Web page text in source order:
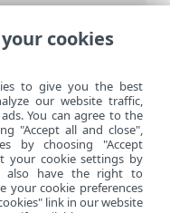
ESET Log
de ESET
cookies
to give you the best
our website traffic,
You can agree to the
"Accept all and close",
by choosing "Accept
your cookie settings by
also have the right to
your cookie preferences
link in our website